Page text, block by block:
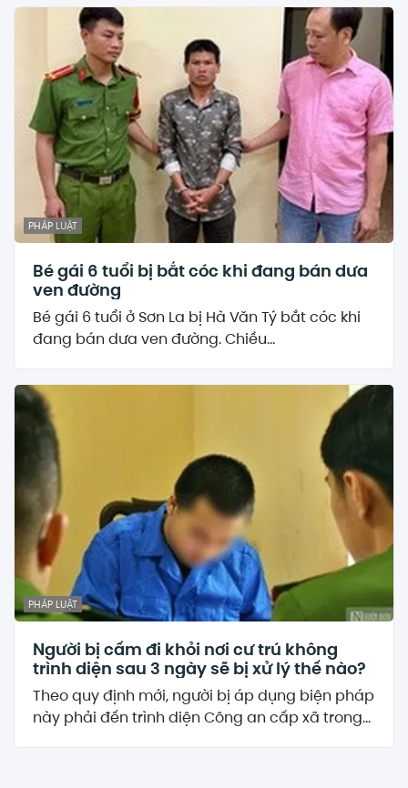
PHÁP LUẬT
Bé gái 6 tuổi bị bắt cóc khi đang bán dưa
ven đường
Bé gái 6 tuổi ở Sơn La bị Hà Văn Tý bắt cóc khi
đang bán dưa ven đường. Chiều...
PHÁP LUẬT
Người bị cấm đi khỏi nơi cư trú không
trình diện sau 3 ngày sẽ bị xử lý thế nào?
Theo quy định mới, người bị áp dụng biện pháp
này phải đến trình diện Công an cấp xã trong...